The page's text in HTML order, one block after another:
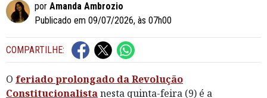
por Amanda Ambrozio
Publicado em 09/07/2026, às 07h00
COMPARTILHE:
O feriado prolongado da Revolução
Constitucionalistanesta quinta-feira (9) é a